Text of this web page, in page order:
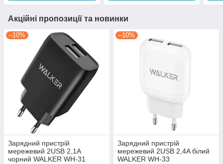
Акційні пропозиції та новинки
–10%
Зарядний пристрій
мережевий 2USB 2,1А
чорний WALKER WH-31
–10%
Зарядний пристрій
мережевий 2USB 2,4A білий
WALKER WH-33